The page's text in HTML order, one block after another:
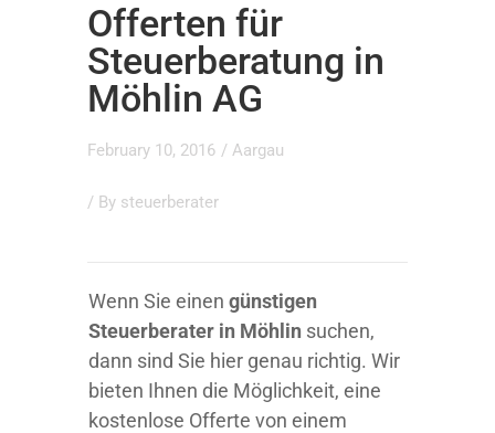
Offerten für
Steuerberatung in
Möhlin AG
February 10, 2016 / Aargau
/ By steuerberater
Wenn Sie einen günstigen
Steuerberater in Möhlin suchen,
dann sind Sie hier genau richtig. Wir
bieten Ihnen die Möglichkeit, eine
kostenlose Offerte von einem